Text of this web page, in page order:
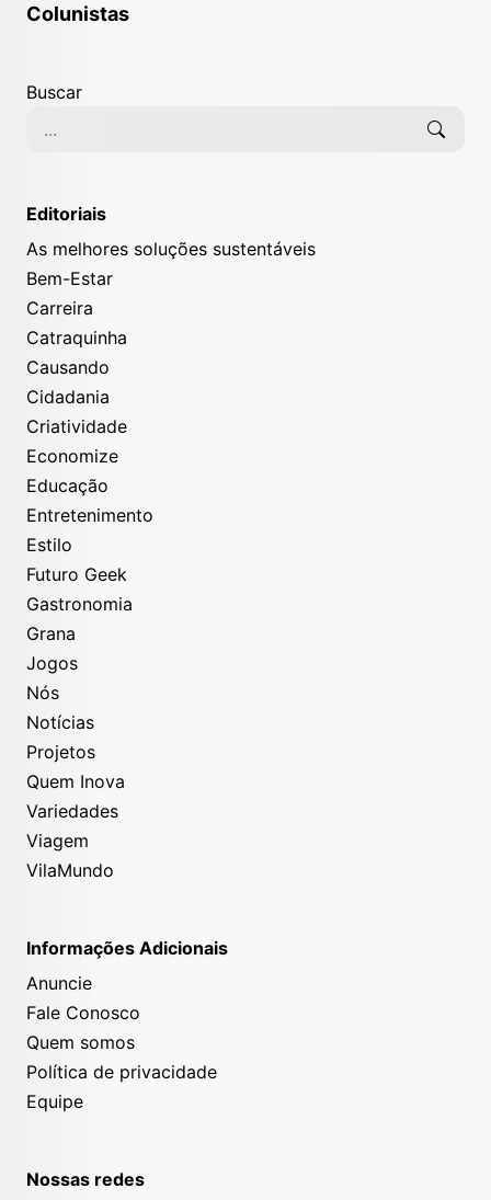
Colunistas
Buscar
Editoriais
As melhores soluções sustentáveis
Bem-Estar
Carreira
Catraquinha
Causando
Cidadania
Criatividade
Economize
Educação
Entretenimento
Estilo
Futuro Geek
Gastronomia
Grana
Jogos
Nós
Notícias
Projetos
Quem Inova
Variedades
Viagem
VilaMundo
Informações Adicionais
Anuncie
Fale Conosco
Quem somos
Política de privacidade
Equipe
Nossas redes